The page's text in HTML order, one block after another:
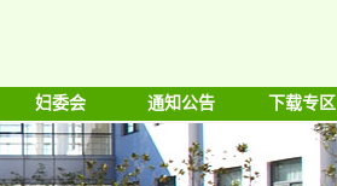
妇委会 通知公告 下载专区